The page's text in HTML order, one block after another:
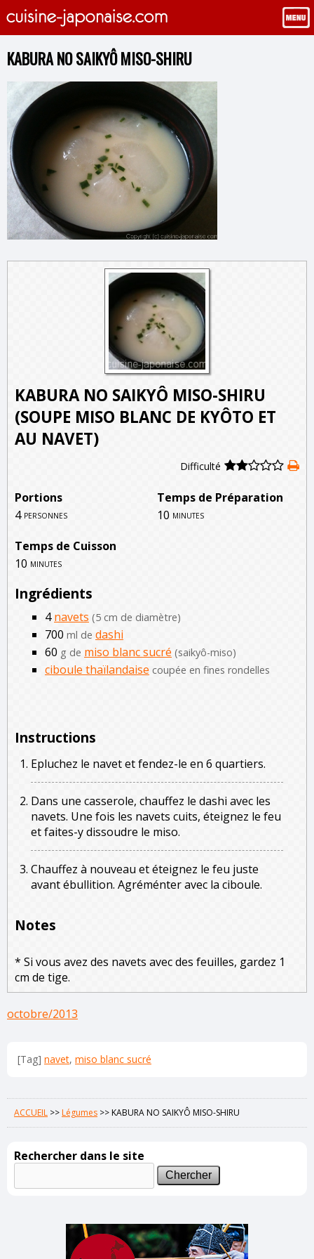
KABURA NO SAIKYÔ MISO-SHIRU
KABURA NO SAIKYÔ MISO-SHIRU
(SOUPE MISO BLANC DE KYÔTO ET
AU NAVET)
Difficulté
Portions
Temps de Préparation
4 personnes 10 minutes
Temps de Cuisson
10 minutes
Ingrédients
4 navets (5 cm de diamètre)
700 ml de dashi
60 g de miso blanc sucré (saikyô-miso)
ciboule thaïlandaise coupée en fines rondelles
Instructions
Epluchez le navet et fendez-le en 6 quartiers.
Dans une casserole, chauffez le dashi avec les
navets. Une fois les navets cuits, éteignez le feu
et faites-y dissoudre le miso.
Chauffez à nouveau et éteignez le feu juste
avant ébullition. Agréménter avec la ciboule.
Notes
* Si vous avez des navets avec des feuilles, gardez 1
cm de tige.
octobre/2013
[Tag] navet, miso blanc sucré
ACCUEIL >>Légumes >>KABURA NO SAIKYÔ MISO-SHIRU
Rechercher dans le site